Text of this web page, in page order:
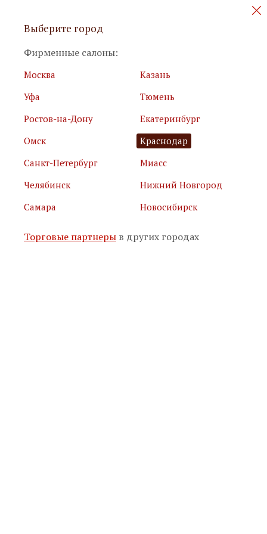
Персональные акции и новинки
Я принимаю
условия использования сайта
Я соглашаюсь сполитикой обработки персональных
Подписаться
Выберите город
Фирменные салоны:
Москва
Казань
Уфа
Тюмень
Ростов-на-Дону
Екатеринбург
Омск
Краснодар
Санкт-Петербург
Миасс
Челябинск
Нижний Новгород
Самара
Новосибирск
Торговые партнеры в других городах